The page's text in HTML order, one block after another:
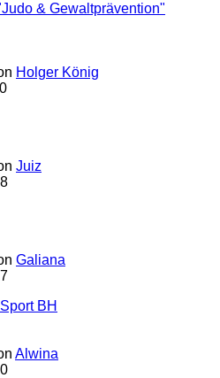
& Gewaltprävention"
Holger König
Juiz
Galiana
BH
Alwina